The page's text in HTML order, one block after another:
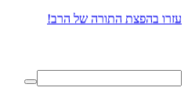
עזרו בהפצת התורה של הרב!